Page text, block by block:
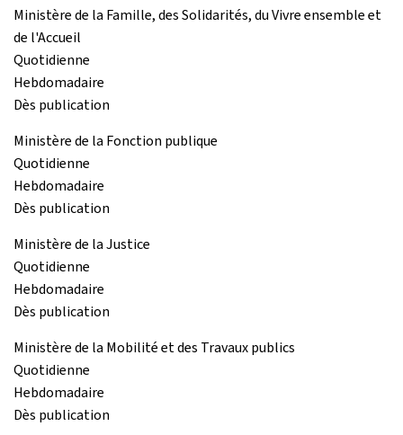
Ministère de la Famille, des Solidarités, du Vivre ensemble et
de l'Accueil
Quotidienne
Hebdomadaire
Dès publication
Ministère de la Fonction publique
Quotidienne
Hebdomadaire
Dès publication
Ministère de la Justice
Quotidienne
Hebdomadaire
Dès publication
Ministère de la Mobilité et des Travaux publics
Quotidienne
Hebdomadaire
Dès publication